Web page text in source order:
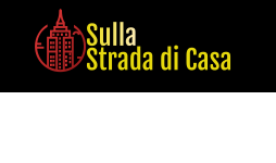
main
primary
footer
Sulla